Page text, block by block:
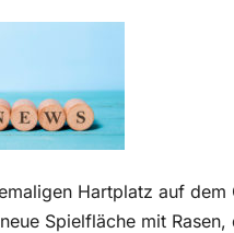
Hartplatz auf
Spielfläche mit